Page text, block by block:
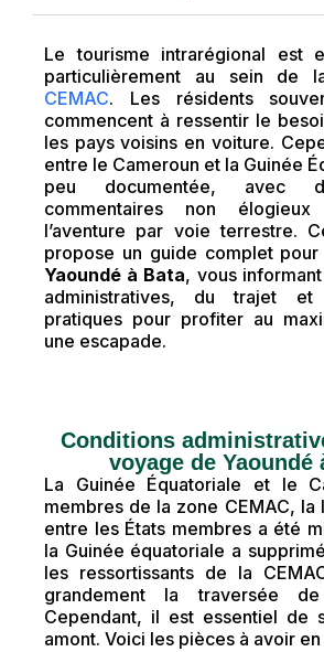
Le tourisme intrarégional est
particulièrement au sein de
CEMAC. Les résidents
commencent à ressentir le
les pays voisins en voiture.
entre le Cameroun et la Guinée
peu documentée, avec
commentaires non élogieux
l’aventure par voie terrestre.
propose un guide complet
Yaoundé à Bata, vous
administratives, du trajet
pratiques pour profiter au
une escapade.
Conditions
voyage de Yaoundé
La Guinée Équatoriale et le
membres de la zone CEMAC, la
entre les États membres a été
la Guinée équatoriale a
les ressortissants de la
grandement la traversée
Cependant, il est essentiel de
amont. Voici les pièces à avoir